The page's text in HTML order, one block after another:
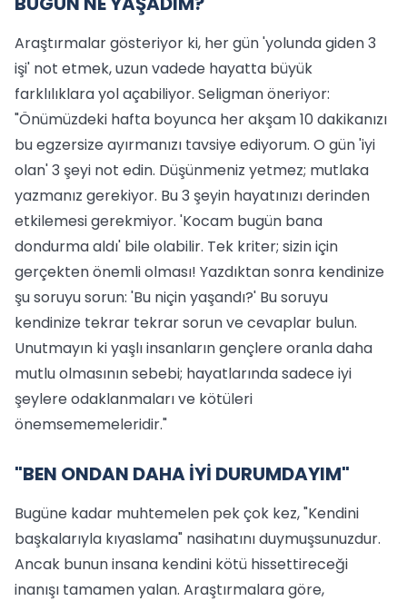
Araştırmalar gösteriyor ki, her gün 'yolunda giden 3
işi' not etmek, uzun vadede hayatta büyük
farklılıklara yol açabiliyor. Seligman öneriyor:
"Önümüzdeki hafta boyunca her akşam 10 dakikanızı
bu egzersize ayırmanızı tavsiye ediyorum. O gün 'iyi
olan' 3 şeyi not edin. Düşünmeniz yetmez; mutlaka
yazmanız gerekiyor. Bu 3 şeyin hayatınızı derinden
etkilemesi gerekmiyor. 'Kocam bugün bana
dondurma aldı' bile olabilir. Tek kriter; sizin için
gerçekten önemli olması! Yazdıktan sonra kendinize
şu soruyu sorun: 'Bu niçin yaşandı?' Bu soruyu
kendinize tekrar tekrar sorun ve cevaplar bulun.
Unutmayın ki yaşlı insanların gençlere oranla daha
mutlu olmasının sebebi; hayatlarında sadece iyi
şeylere odaklanmaları ve kötüleri
önemsememeleridir."
"BEN ONDAN DAHA İYİ DURUMDAYIM"
Bugüne kadar muhtemelen pek çok kez, "Kendini
başkalarıyla kıyaslama" nasihatını duymuşsunuzdur.
Ancak bunun insana kendini kötü hissettireceği
inanışı tamamen yalan. Araştırmalara göre,